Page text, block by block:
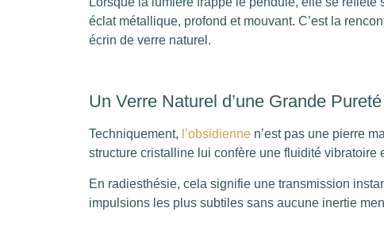
éclat métallique, profond et mouvant. C’est la
écrin de verre naturel.
Un Verre Naturel d’une Grande Pureté
Techniquement, l’obsidienne n’est pas une pierre
structure cristalline lui confère une fluidité vibratoire
En radiesthésie, cela signifie une transmission
impulsions les plus subtiles sans aucune inertie